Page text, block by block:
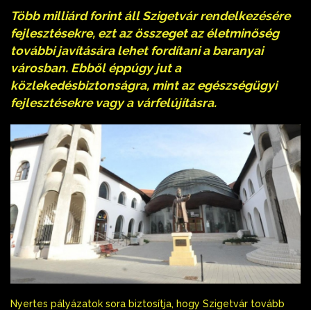
Több milliárd forint áll Szigetvár rendelkezésére
fejlesztésekre, ezt az összeget az életminőség
további javítására lehet fordítani a baranyai
városban. Ebből éppúgy jut a
közlekedésbiztonságra, mint az egészségügyi
fejlesztésekre vagy a várfelújításra.
Nyertes pályázatok sora biztosítja, hogy Szigetvár tovább